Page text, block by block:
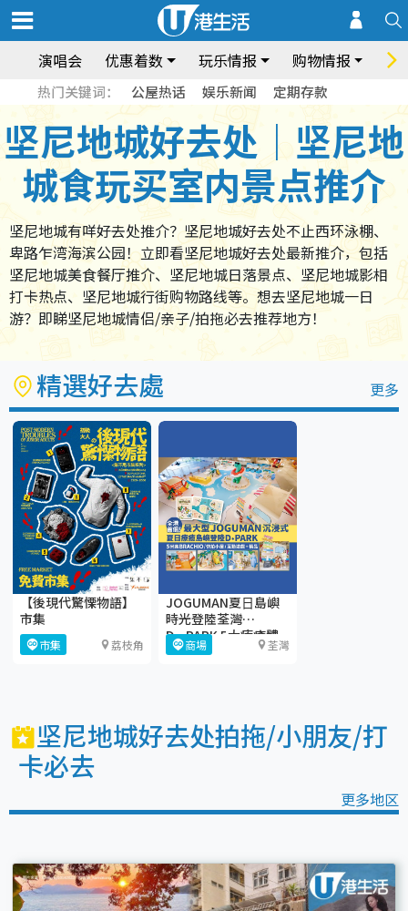
演唱会 优惠着数 玩乐情报 购物情报 饮
热门关键词： 公屋热话 娱乐新闻 定期存款
坚尼地城好去处｜坚尼地
城食玩买室内景点推介
坚尼地城有咩好去处推介？坚尼地城好去处不止西环泳棚、
卑路乍湾海滨公园！立即看坚尼地城好去处最新推介，包括
坚尼地城美食餐厅推介、坚尼地城日落景点、坚尼地城影相
打卡热点、坚尼地城行街购物路线等。想去坚尼地城一日
游？即睇坚尼地城情侣/亲子/拍拖必去推荐地方！
精選好去處 更多
【後現代驚慄物語】
市集
市集 荔枝角
JOGUMAN夏⽇島嶼
時光登陸荃灣
D·PARK 5大療癒體
驗區+期間限定店
商場 荃灣
坚尼地城好去处拍拖/小朋友/打
卡必去
更多地区